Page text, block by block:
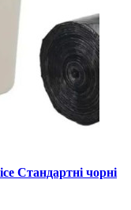
Стандартні чорні